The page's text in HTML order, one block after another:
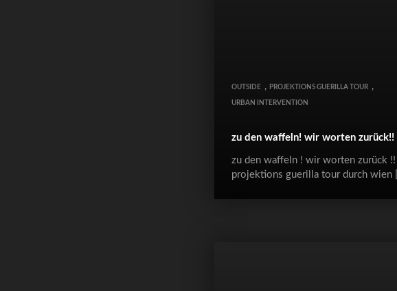
OUTSIDE , PROJEKTIONS GUERILLA TOUR ,
URBAN INTERVENTION
zu den waffeln! wir worten zurück!!
zu den waffeln ! wir worten zurück !!
projektions guerilla tour durch wien